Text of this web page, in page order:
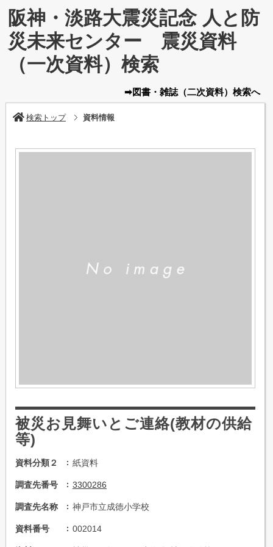
阪神・淡路大震災記念 人と防
災未来センター 震災資料
（一次資料）検索
➡図書・雑誌（二次資料） 検索へ
検索トップ 資料情報
被災お見舞いとご連絡(教材の供給
等)
資料分類２ 紙資料
調査先番号 3300286
調査先名称 神戸市立成徳小学校
資料番号 002014